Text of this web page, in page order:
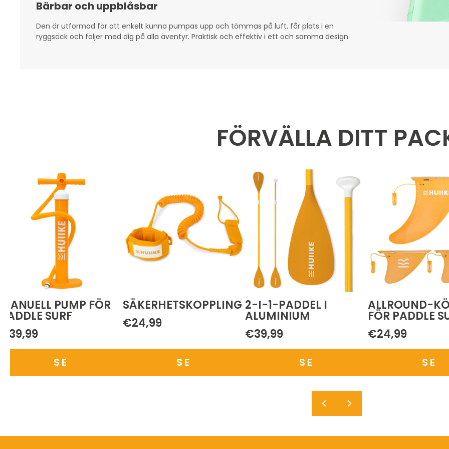
Bärbar och uppblåsbar
Den är utformad för att enkelt kunna pumpas upp och tömmas på luft, får plats i en
ryggsäck och följer med dig på alla äventyr. Praktisk och effektiv i ett och samma design.
FÖRVÄLLA DITT
MANUELL PUMP FÖR
PADDLE SURF
€39,99
SE
SÄKERHETSKOPPLING
€24,99
SE
2-I-1-PADDEL I
ALUMINIUM
€39,99
SE
ALLROUND-
FÖR PADDLE
€24,99
SE